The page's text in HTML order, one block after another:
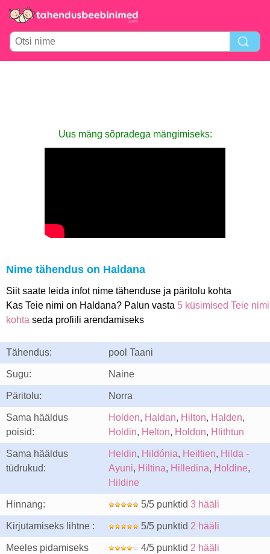
Uus mäng sõpradega mängimiseks:
Nime tähendus on Haldana
Siit saate leida infot nime tähenduse ja päritolu kohta
Kas Teie nimi on Haldana? Palun vasta 5 küsimised Teie nimi
kohta seda profiili arendamiseks
Tähendus: pool Taani
Sugu: Naine
Päritolu: Norra
Sama hääldus
poisid:
Holden, Haldan, Hilton, Halden,
Holdin, Helton, Holdon, Hlithtun
Sama hääldus
tüdrukud:
Heldin, Hildónia, Heiltien, Hilda -
Ayuni, Hiltina, Hilledina, Holdine,
Hildine
Hinnang: 5/5 punktid 3 hääli
Kirjutamiseks lihtne : 5/5 punktid 2 hääli
Meeles pidamiseks
4/5 punktid 2 hääli